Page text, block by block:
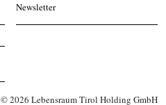
Newsletter
© 2026 Lebensraum Tirol Holding GmbH